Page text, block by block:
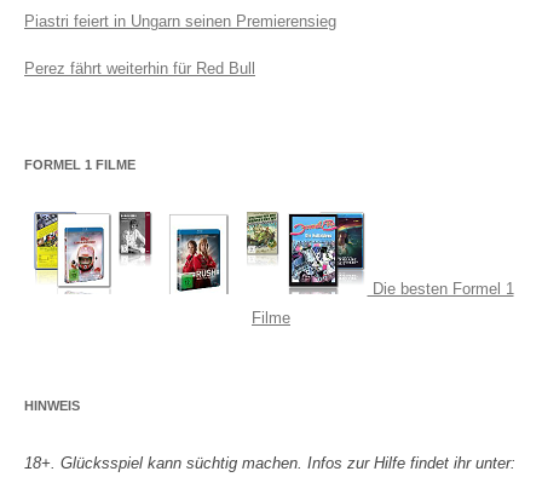
Piastri feiert in Ungarn seinen Premierensieg
Perez fährt weiterhin für Red Bull
FORMEL 1 FILME
Die besten Formel 1
Filme
HINWEIS
18+. Glücksspiel kann süchtig machen. Infos zur Hilfe findet ihr unter: